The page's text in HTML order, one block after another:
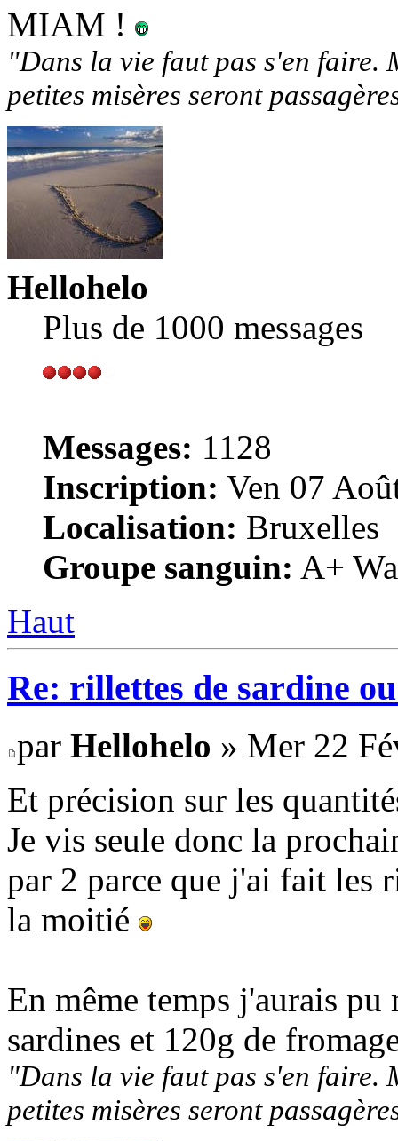
MIAM !
"Dans la vie faut pas s'en faire.
petites misères seront
Hellohelo
Plus de 1000 messages
Messages: 1128
Inscription: Ven 07
Localisation: Bruxelles
Groupe sanguin: A+
Haut
Re: rillettes de sardine
par Hellohelo » Mer 22
Et précision sur les
Je vis seule donc la
par 2 parce que j'ai fait les
la moitié
En même temps j'aurais
sardines et 120g de
"Dans la vie faut pas s'en faire.
petites misères seront